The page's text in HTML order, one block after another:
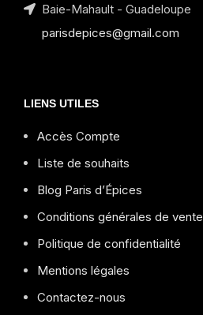
Baie-Mahault - Guadeloupe
parisdepices@gmail.com
LIENS UTILES
Accès Compte
Liste de souhaits
Blog Paris d’Épices
Conditions générales de vente
Politique de confidentialité
Mentions légales
Contactez-nous